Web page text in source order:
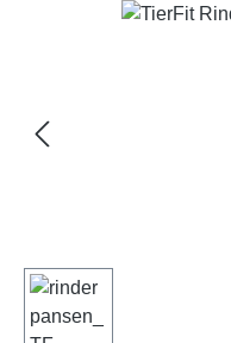
Bildergalerie